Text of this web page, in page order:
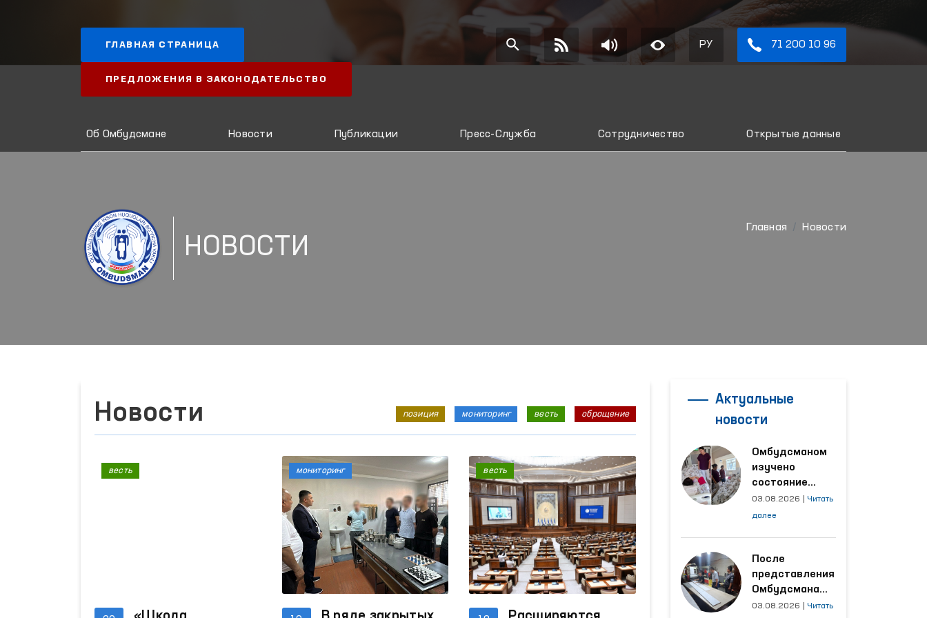
ГЛАВНАЯ СТРАНИЦА
ПРЕДЛОЖЕНИЯ В ЗАКОНОДАТЕЛЬСТВО
РУ 71 200 10 96
Об Омбудсмане Новости Публикации Пресс-Служба Сотрудничество Открытые данные
НОВОСТИ
Главная Новости
Новости позиция мониторинг весть обращение
весть мониторинг весть
Актуальные
новости
Омбудсманом
изучено
состояние
женщины,
пострадавшей от
области
03.08.2026
Читать
далее
После
представления
Омбудсмана
улучшены
03.08.2026
Читать